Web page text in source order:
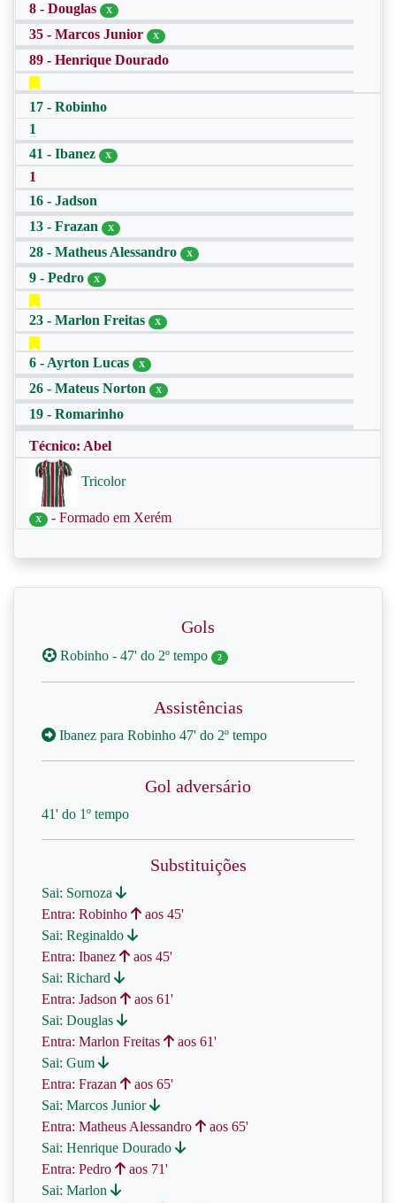
8 - Douglas
X
35 - Marcos Junior X
89 - Henrique Dourado
17 - Robinho
1
41 - Ibanez
X
1
16 - Jadson
13 - Frazan
X
28 - Matheus Alessandro X
9 - Pedro X
23 - Marlon Freitas X
6 - Ayrton Lucas X
26 - Mateus Norton X
19 - Romarinho
Técnico: Abel
Tricolor
X - Formado em Xerém
Gols
Robinho - 47' do 2º tempo 2
Assistências
Ibanez para Robinho 47' do 2º tempo
Gol adversário
41' do 1º tempo
Substituições
Sai: Sornoza
Entra: Robinho
aos 45'
Sai: Reginaldo
Entra: Ibanez
aos 45'
Sai: Richard
Entra: Jadson
aos 61'
Sai: Douglas
Entra: Marlon Freitas
aos 61'
Sai: Gum
Entra: Frazan
aos 65'
Sai: Marcos Junior
Entra: Matheus Alessandro
aos 65'
Sai: Henrique Dourado
Entra: Pedro
aos 71'
Sai: Marlon